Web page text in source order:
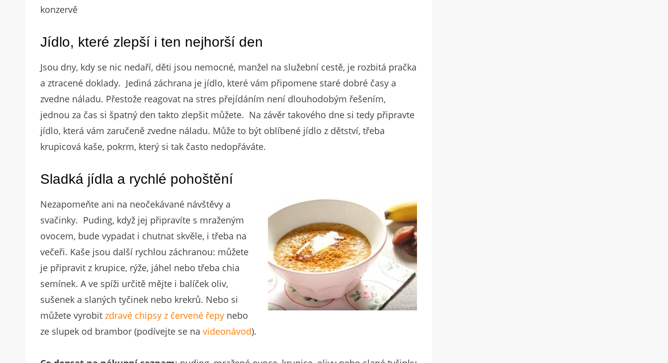
konzervě
Jídlo, které zlepší i ten nejhorší den
Jsou dny, kdy se nic nedaří, děti jsou nemocné, manžel na služební cestě, je rozbitá pračka
a ztracené doklady. Jediná záchrana je jídlo, které vám připomene staré dobré časy a
zvedne náladu. Přestože reagovat na stres přejídáním není dlouhodobým řešením,
jednou za čas si špatný den takto zlepšit můžete. Na závěr takového dne si tedy připravte
jídlo, která vám zaručeně zvedne náladu. Může to být oblíbené jídlo z dětství, třeba
krupicová kaše, pokrm, který si tak často nedopřáváte.
Sladká jídla a rychlé pohoštění
Nezapomeňte ani na neočekávané návštěvy a
svačinky. Puding, když jej připravíte s mraženým
ovocem, bude vypadat i chutnat skvěle, i třeba na
večeři. Kaše jsou další rychlou záchranou: můžete
je připravit z krupice, rýže, jáhel nebo třeba chia
semínek. A ve spíži určitě mějte i balíček oliv,
sušenek a slaných tyčinek nebo krekrů. Nebo si
můžete vyrobit zdravé chipsy z červené řepy nebo
ze slupek od brambor (podívejte se na videonávod).